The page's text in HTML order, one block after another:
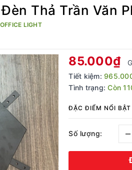
Bạn
Thả Trần Văn
LIGHT
85.000₫
Tiết kiệm:
Tình trạng: Còn
ĐẶC ĐIỂM NỔI BẬT
Số lượng: –